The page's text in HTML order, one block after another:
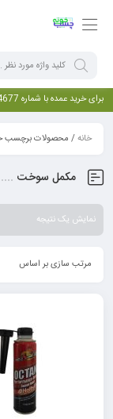
برای خرید عمده با شماره 09122414677 تماس بگیرید
خانه/ محصولات برچسب
مکمل سوخت
نمایش یک نتیجه
مرتب سازی بر اساس